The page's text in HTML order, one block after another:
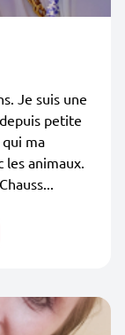
Je suis une
petite
ma
les animaux.